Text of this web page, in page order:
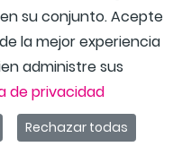
su conjunto. Acepte
la mejor experiencia
administre sus
de privacidad
Rechazar todas